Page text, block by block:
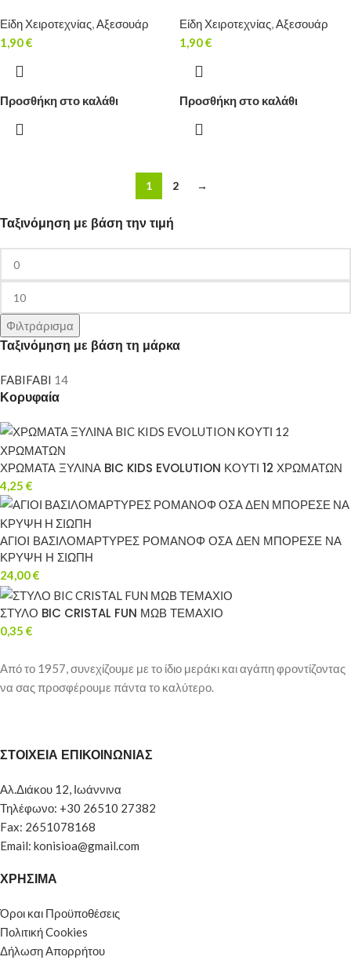
Ταξινόμηση με βάση την τιμή
Φιλτράρισμα
Ταξινόμηση με βάση τη μάρκα
FABIFABI 14
Κορυφαία
ΧΡΩΜΑΤΑ ΞΥΛΙΝΑ BIC KIDS EVOLUTION ΚΟΥΤΙ 12 ΧΡΩΜΑΤΩΝ
4,25 €
ΑΓΙΟΙ ΒΑΣΙΛΟΜΑΡΤΥΡΕΣ ΡΟΜΑΝΟΦ ΟΣΑ ΔΕΝ ΜΠΟΡΕΣΕ ΝΑ
ΚΡΥΨΗ Η ΣΙΩΠΗ
24,00€
ΣΤΥΛΟ BIC CRISTAL FUN ΜΩΒ ΤΕΜΑΧΙΟ
0,35 €
Είδη Χειροτεχνίας,Αξεσουάρ
1,90€
Προσθήκη στο καλάθι
Είδη Χειροτεχνίας,Αξεσουάρ
1,90€
Προσθήκη στο καλάθι
1 2 →
Από το 1957, συνεχίζουμε με το ίδιο μεράκι και αγάπη φροντίζοντας
να σας προσφέρουμε πάντα το καλύτερο.
ΣΤΟΙΧΕΙΑ ΕΠΙΚΟΙΝΩΝΙΑΣ
Αλ.Διάκου 12, Ιωάννινα
Τηλέφωνο: +30 26510 27382
Fax: 2651078168
Email: konisioa@gmail.com
ΧΡΗΣΙΜΑ
Όροι και Προϋποθέσεις
Πολιτική Cookies
Δήλωση Απορρήτου